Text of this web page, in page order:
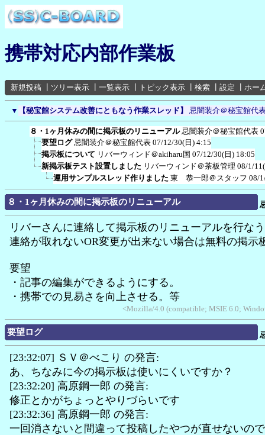
携帯対応内部作業板
新規投稿 ツリー表示 一覧表示 トピック表示 検索 設定 ホー
▼ 【秘宝館システム改善にともなう作業スレッド】 忌闇装介＠秘宝館代
８・1ヶ月休みの間に掲示板のリニューアル 忌闇装介＠秘宝館代表
要望ログ 忌闇装介＠秘宝館代表 07/12/30(日) 4:15
掲示板について リバーウィンド＠akiharu国 07/12/30(日) 18:05
新掲示板テスト設置しました リバーウィンド＠茶板管理 08/1/
運用サンプルスレッド作りました 東 恭一郎＠スタッフ 08/
８・1ヶ月休みの間に掲示板のリニューアル
リバーさんに連絡して掲示板のリニューアルを行な
連絡が取れないOR変更が出来ない場合は無料の掲示
要望
・記事の編集ができるようにする。
・携帯での見易さを向上させる。等
<Mozilla/4.0 (compatible; MSIE 6.0;
要望ログ
[23:32:07] ＳＶ＠べこり の発言:
あ、ちなみに今の掲示板は使いにくいですか？
[23:32:20] 高原鋼一郎 の発言:
修正とかがちょっとやりづらいです
[23:32:36] 高原鋼一郎 の発言:
一回消さないと間違って投稿したやつが直せないので